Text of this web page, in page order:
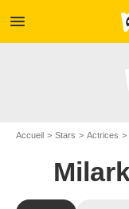
menu
Accueil Stars Actrices